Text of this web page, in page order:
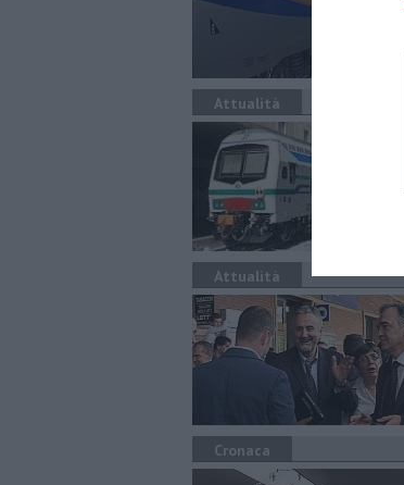
Attualità
Attualità
Cronaca